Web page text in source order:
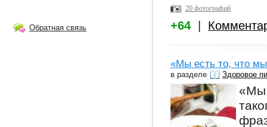
20 фотографий
+64
«Мы есть то, что
в разделе Здоровое
Обратная связь